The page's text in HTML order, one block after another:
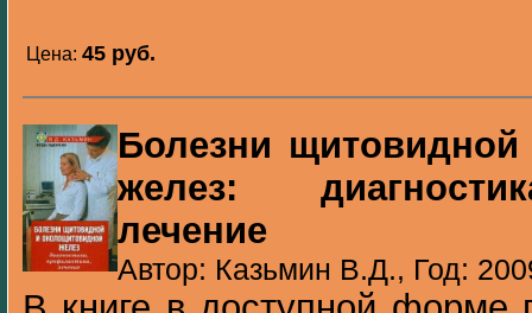
Цена: 45 pуб.
Болезни
желез:
лечение
Автор: Казьмин В.Д., Год: